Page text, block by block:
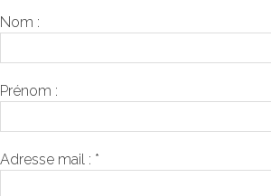
Nom :
Prénom :
Adresse mail : *